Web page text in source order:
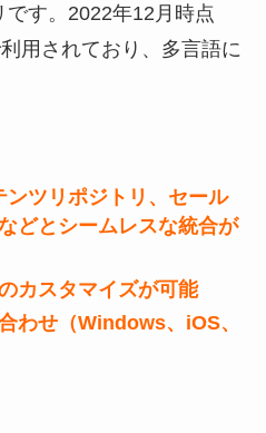
す。2022年12月時点
用されており、多言語に
ツリポジトリ、セール
どとシームレスな統合が
カスタマイズが可能
わせ（Windows、iOS、